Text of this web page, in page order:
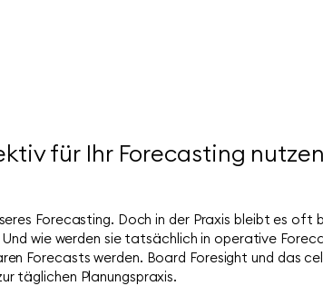
für Ihr Forecasting
Forecasting. Doch in der Praxis bleibt es oft
wie werden sie tatsächlich in operative
Forecasts werden. Board Foresight und das
täglichen Planungspraxis.